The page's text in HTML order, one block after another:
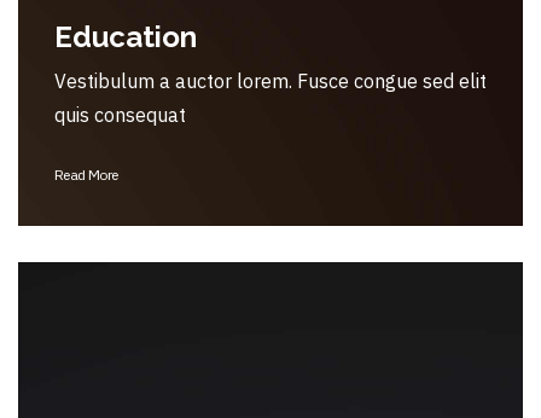
Education
Vestibulum a auctor lorem. Fusce congue sed elit
quis consequat
Read More